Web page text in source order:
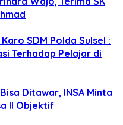
SDM Polda Sulsel :
Terhadap Pelajar di
Ditawar, INSA Minta
II Objektif